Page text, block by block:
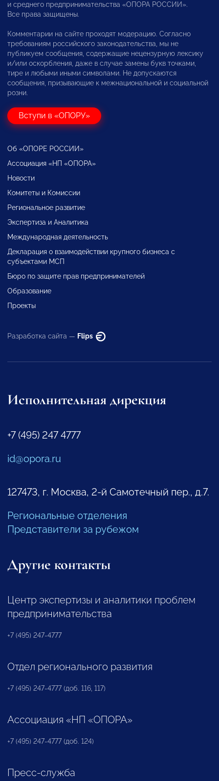
и среднего предпринимательства «ОПОРА РОССИИ».
Все права защищены.
Комментарии на сайте проходят модерацию. Согласно
требованиям российского законодательства, мы не
публикуем сообщения, содержащие нецензурную лексику
и/или оскорбления, даже в случае замены букв точками,
тире и любыми иными символами. Не допускаются
сообщения, призывающие к межнациональной и социальной
розни.
Вступи в «ОПОРУ»
Об «ОПОРЕ РОССИИ»
Ассоциация «НП «ОПОРА»
Новости
Комитеты и Комиссии
Региональное развитие
Экспертиза и Аналитика
Международная деятельность
Декларация о взаимодействии крупного бизнеса с
субъектами МСП
Бюро по защите прав предпринимателей
Образование
Проекты
Разработка сайта — Flips
Исполнительная дирекция
+7 (495) 247 4777
id@opora.ru
127473, г. Москва, 2-й Самотечный пер., д.7.
Региональные отделения
Представители за рубежом
Другие контакты
Центр экспертизы и аналитики проблем
предпринимательства
+7 (495) 247-4777
Отдел регионального развития
+7 (495) 247-4777 (доб. 116, 117)
Ассоциация «НП «ОПОРА»
+7 (495) 247-4777 (доб. 124)
Пресс-служба